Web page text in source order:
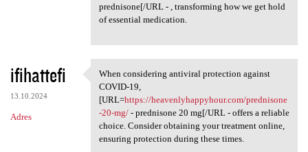
prednisone[/URL - , transforming how we get hold
of essential medication.
ifihattefi
13.10.2024
Adres
When considering antiviral
When considering antiviral protection against
COVID-19,
[URL=https://heavenlyhappyhour.com/prednisone
-20-mg/- prednisone 20 mg[/URL - offers a reliable
choice. Consider obtaining your treatment online,
ensuring protection during these times.